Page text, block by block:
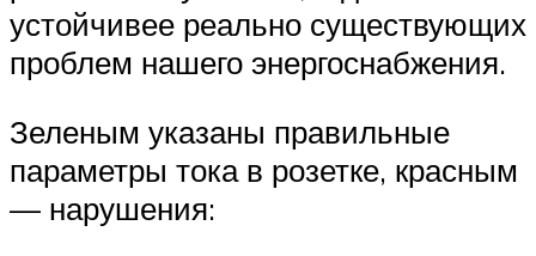
устойчивее реально существующих
проблем нашего энергоснабжения.
Зеленым указаны правильные
параметры тока в розетке, красным
— нарушения: